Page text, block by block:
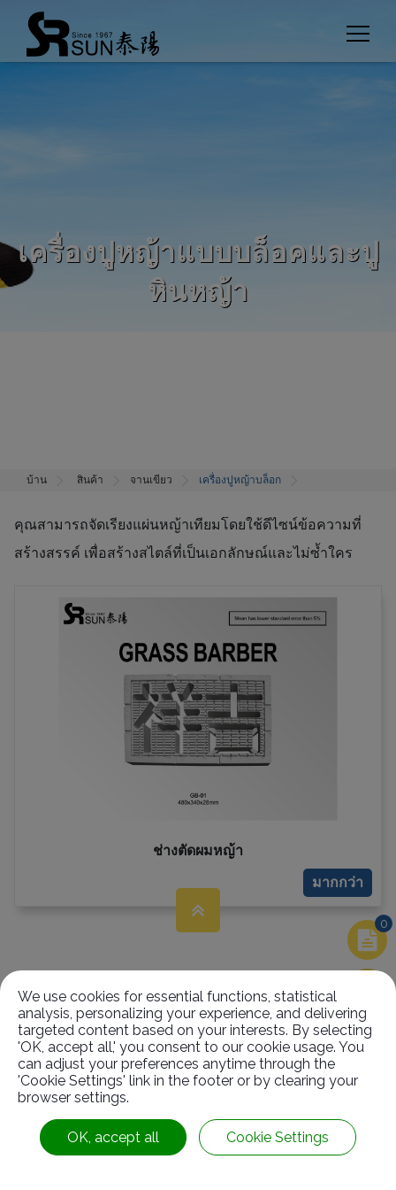
เครื่องปูหญ้าแบบบล็อคและปู
หินหญ้า
บ้าน สินค้า จานเขียว เครื่องปูหญ้าบล็อก
คุณสามารถจัดเรียงแผ่นหญ้าเทียมโดยใช้ดีไซน์ข้อความที่
สร้างสรรค์ เพื่อสร้างสไตล์ที่เป็นเอกลักษณ์และไม่ซ้ำใคร
ช่างตัดผมหญ้า
มากกว่า
ข้อมูลติดต่อ
No.63, Ln. 22, Sec. 1, Xinren Rd., Taiping Dist.,
Taichung City , Taiwan
0
Cookies management panel
We use cookies for essential functions, statistical
analysis, personalizing your experience, and delivering
targeted content based on your interests. By selecting
'OK, accept all,' you consent to our cookie usage. You
can adjust your preferences anytime through the
'Cookie Settings' link in the footer or by clearing your
browser settings.
OK, accept all Cookie Settings